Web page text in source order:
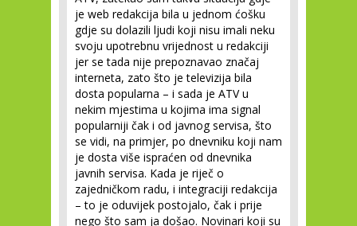
je web redakcija bila u jednom ćošku
gdje su dolazili ljudi koji nisu imali neku
svoju upotrebnu vrijednost u redakciji
jer se tada nije prepoznavao značaj
interneta, zato što je televizija bila
dosta popularna – i sada je ATV u
nekim mjestima u kojima ima signal
popularniji čak i od javnog servisa, što
se vidi, na primjer, po dnevniku koji nam
je dosta više ispraćen od dnevnika
javnih servisa. Kada je riječ o
zajedničkom radu, i integraciji redakcija
– to je oduvijek postojalo, čak i prije
nego što sam ja došao. Novinari koji su